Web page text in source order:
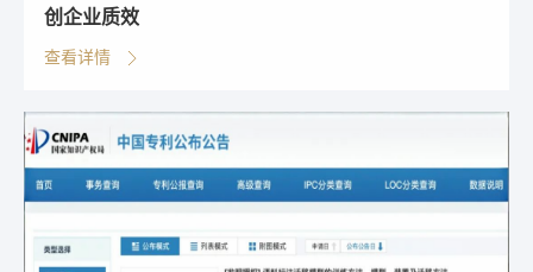
创企业质效
查看详情